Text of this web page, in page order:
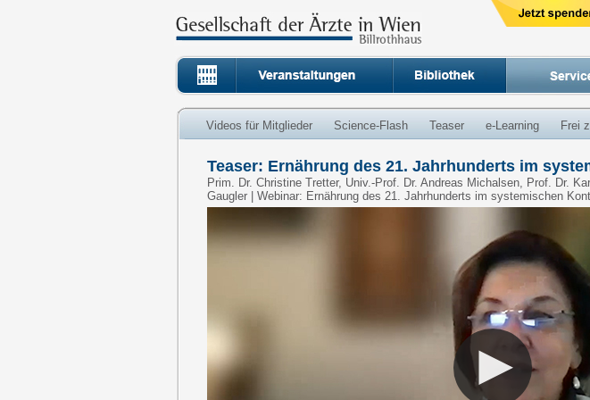
Videos für Mitglieder Science-Flash Teaser e-Learning Frei
Teaser: Ernährung des 21. Jahrhunderts im
Prim. Dr. Christine Tretter, Univ.-Prof. Dr. Andreas Michalsen, Prof. Dr.
Gaugler | Webinar: Ernährung des 21. Jahrhunderts im systemischen